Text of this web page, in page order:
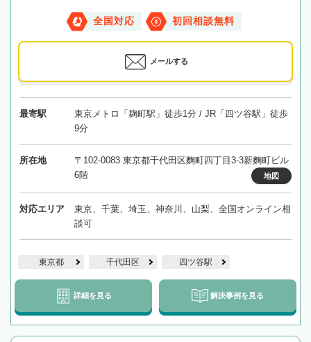
全国対応 初回相談無料
メールする
最寄駅
東京メトロ「麹町駅」徒歩1分 / JR「四ツ谷駅」徒歩
9分
所在地
〒102-0083 東京都千代田区麴町四丁目3-3新麴町ビル
6階
地図
対応エリア
東京、千葉、埼玉、神奈川、山梨、全国オンライン相
談可
東京都 千代田区 四ツ谷駅
詳細を見る 解決事例を見る